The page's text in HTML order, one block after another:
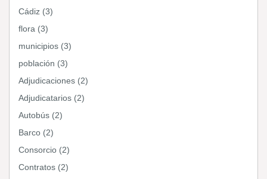
Cádiz (3)
flora (3)
municipios (3)
población (3)
Adjudicaciones (2)
Adjudicatarios (2)
Autobús (2)
Barco (2)
Consorcio (2)
Contratos (2)